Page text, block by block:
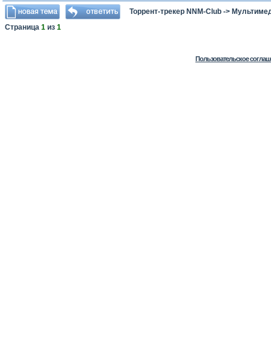
Торрент-трекер NNM-Club ->
Страница 1 из 1
Пользовательское